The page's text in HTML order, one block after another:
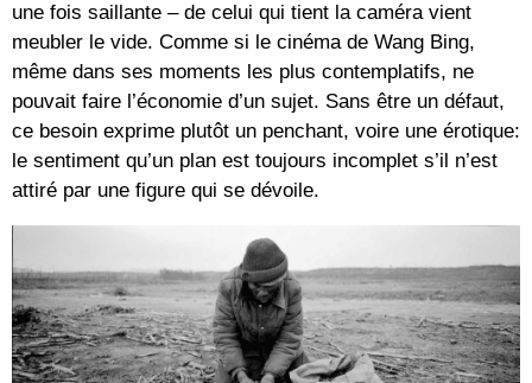
une fois saillante – de celui qui tient la caméra vient
meubler le vide. Comme si le cinéma de Wang Bing,
même dans ses moments les plus contemplatifs, ne
pouvait faire l’économie d’un sujet. Sans être un défaut,
ce besoin exprime plutôt un penchant, voire une érotique:
le sentiment qu’un plan est toujours incomplet s’il n’est
attiré par une figure qui se dévoile.